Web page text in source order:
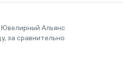
Альянс
за сравнительно